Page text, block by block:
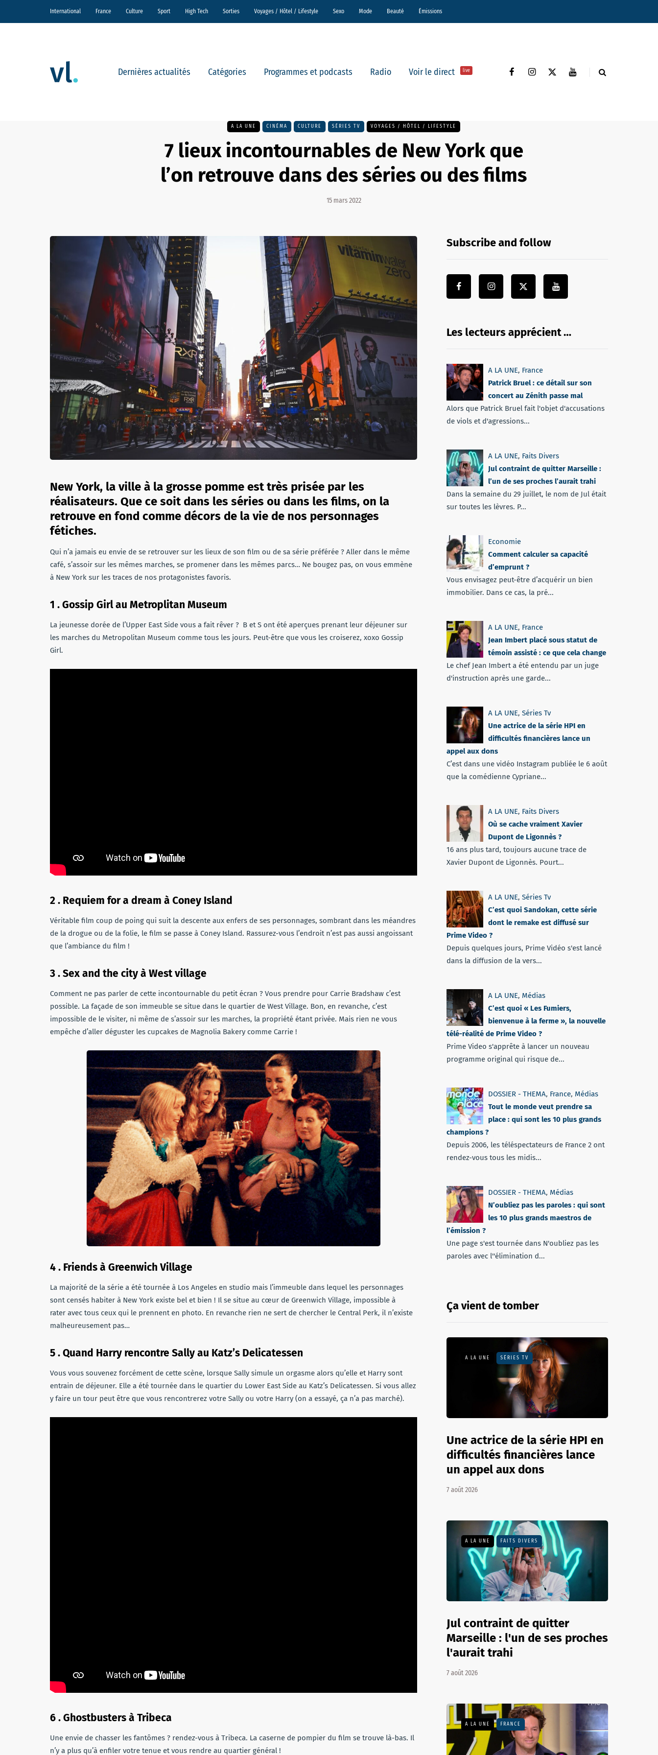
International France Culture Sport High Tech Sorties Voyages / Hôtel / Lifestyle Sexo Mode Beauté Émissions
Dernières actualités Catégories Programmes et podcasts Radio Voir le direct live
A LA UNE CINÉMA CULTURE SÉRIES TV VOYAGES / HÔTEL / LIFESTYLE
7 lieux incontournables de New York que
l’on retrouve dans des séries ou des films
15 mars 2022
New York, la ville à la grosse pomme est très prisée par les
réalisateurs. Que ce soit dans les séries ou dans les films, on la
retrouve en fond comme décors de la vie de nos personnages
fétiches.
Qui n’a jamais eu envie de se retrouver sur les lieux de son film ou de sa série préférée ? Aller dans le même
café, s’assoir sur les mêmes marches, se promener dans les mêmes parcs… Ne bougez pas, on vous emmène
à New York sur les traces de nos protagonistes favoris.
1 . Gossip Girl au Metroplitan Museum
La jeunesse dorée de l’Upper East Side vous a fait rêver ? B et S ont été aperçues prenant leur déjeuner sur
les marches du Metropolitan Museum comme tous les jours. Peut-être que vous les croiserez, xoxo Gossip
Girl.
2 . Requiem for a dream à Coney Island
Véritable film coup de poing qui suit la descente aux enfers de ses personnages, sombrant dans les méandres
de la drogue ou de la folie, le film se passe à Coney Island. Rassurez-vous l’endroit n’est pas aussi angoissant
que l’ambiance du film !
3 . Sex and the city à West village
Comment ne pas parler de cette incontournable du petit écran ? Vous prendre pour Carrie Bradshaw c’est
possible. La façade de son immeuble se situe dans le quartier de West Village. Bon, en revanche, c’est
impossible de le visiter, ni même de s’assoir sur les marches, la propriété étant privée. Mais rien ne vous
empêche d’aller déguster les cupcakes de Magnolia Bakery comme Carrie !
4 . Friends à Greenwich Village
La majorité de la série a été tournée à Los Angeles en studio mais l’immeuble dans lequel les personnages
sont censés habiter à New York existe bel et bien ! Il se situe au cœur de Greenwich Village, impossible à
rater avec tous ceux qui le prennent en photo. En revanche rien ne sert de chercher le Central Perk, il n’existe
malheureusement pas…
5 . Quand Harry rencontre Sally au Katz’s Delicatessen
Vous vous souvenez forcément de cette scène, lorsque Sally simule un orgasme alors qu’elle et Harry sont
entrain de déjeuner. Elle a été tournée dans le quartier du Lower East Side au Katz’s Delicatessen. Si vous allez
y faire un tour peut être que vous rencontrerez votre Sally ou votre Harry (on a essayé, ça n’a pas marché).
6 . Ghostbusters à Tribeca
Une envie de chasser les fantômes ? rendez-vous à Tribeca. La caserne de pompier du film se trouve là-bas. Il
n’y a plus qu’à enfiler votre tenue et vous rendre au quartier général !
Subscribe and follow
Les lecteurs apprécient …
A LA UNE, France
Patrick Bruel : ce détail sur son
concert au Zénith passe mal
Alors que Patrick Bruel fait l'objet d'accusations
de viols et d'agressions...
A LA UNE, Faits Divers
Jul contraint de quitter Marseille :
l’un de ses proches l’aurait trahi
Dans la semaine du 29 juillet, le nom de Jul était
sur toutes les lèvres. P...
Economie
Comment calculer sa capacité
d’emprunt ?
Vous envisagez peut-être d’acquérir un bien
immobilier. Dans ce cas, la pré...
A LA UNE, France
Jean Imbert placé sous statut de
témoin assisté : ce que cela change
Le chef Jean Imbert a été entendu par un juge
d'instruction après une garde...
A LA UNE, Séries Tv
Une actrice de la série HPI en
difficultés financières lance un
appel aux dons
C’est dans une vidéo Instagram publiée le 6 août
que la comédienne Cypriane...
A LA UNE, Faits Divers
Où se cache vraiment Xavier
Dupont de Ligonnès ?
16 ans plus tard, toujours aucune trace de
Xavier Dupont de Ligonnès. Pourt...
A LA UNE, Séries Tv
C’est quoi Sandokan, cette série
dont le remake est diffusé sur
Prime Video ?
Depuis quelques jours, Prime Vidéo s'est lancé
dans la diffusion de la vers...
A LA UNE, Médias
C’est quoi « Les Fumiers,
bienvenue à la ferme », la nouvelle
télé-réalité de Prime Video ?
Prime Video s'apprête à lancer un nouveau
programme original qui risque de...
DOSSIER - THEMA, France, Médias
Tout le monde veut prendre sa
place : qui sont les 10 plus grands
champions ?
Depuis 2006, les téléspectateurs de France 2 ont
rendez-vous tous les midis...
DOSSIER - THEMA, Médias
N’oubliez pas les paroles : qui sont
les 10 plus grands maestros de
l’émission ?
Une page s'est tournée dans N'oubliez pas les
paroles avec l''élimination d...
Ça vient de tomber
A LA UNE SÉRIES TV
Une actrice de la série HPI en
difficultés financières lance
un appel aux dons
7 août 2026
A LA UNE FAITS DIVERS
Jul contraint de quitter
Marseille : l'un de ses proches
l'aurait trahi
7 août 2026
A LA UNE FRANCE